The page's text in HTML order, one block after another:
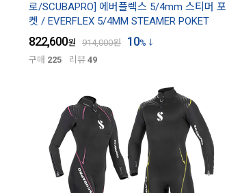
로/SCUBAPRO] 에버플렉스 5/4mm 스티머 포
켓 / EVERFLEX 5/4MM STEAMER POKET
822,600원 914,000원 10%
구매 225 리뷰 49